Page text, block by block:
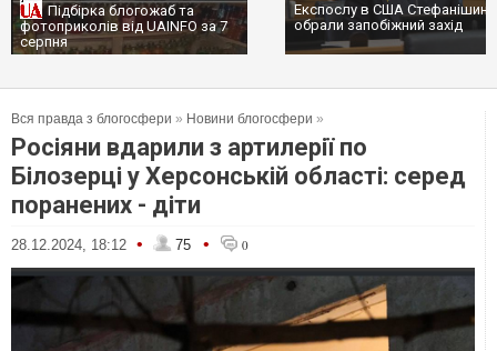
Підбірка блогожаб та
фотоприколів від UAINFO за 7
серпня
Експослу в США
обрали запобіжний захід
Вся правда з блогосфери » Новини блогосфери »
Росіяни вдарили з артилерії по
Білозерці у Херсонській області: серед
поранених - діти
28.12.2024, 18:12 • 75 • 0